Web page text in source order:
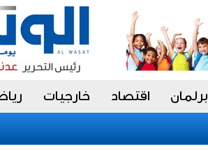
برلمان اقتصاد خارجيات